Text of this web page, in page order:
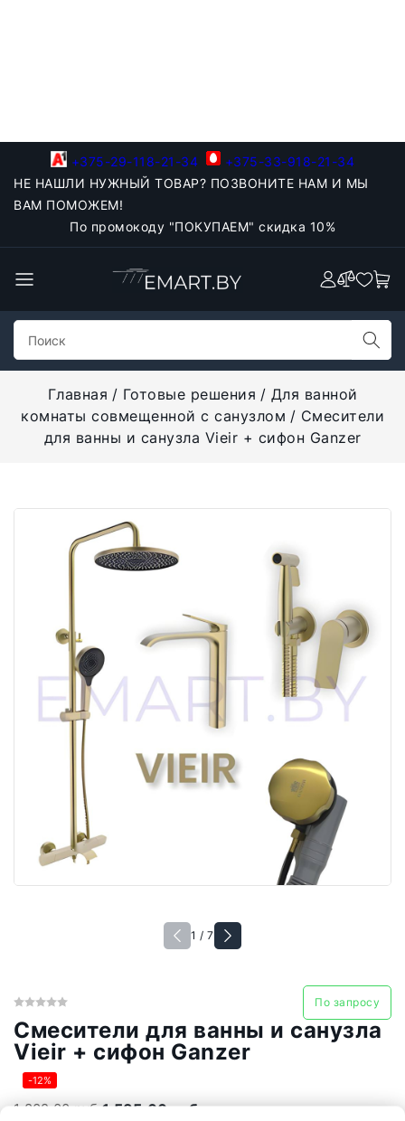
+375-29-118-21-34
+375-33-918-21-34
НЕ НАШЛИ НУЖНЫЙ ТОВАР? ПОЗВОНИТЕ НАМ И МЫ
ВАМ ПОМОЖЕМ!
По промокоду "ПОКУПАЕМ" скидка 10%
Главная Готовые решения
Для ванной
комнаты совмещенной с санузлом
Смесители
для ванны и санузла Vieir + сифон Ganzer
1 / 7
По запросу
Смесители для ванны и санузла
Vieir + сифон Ganzer
-12%
1 802,00 руб.1 585,00 руб.